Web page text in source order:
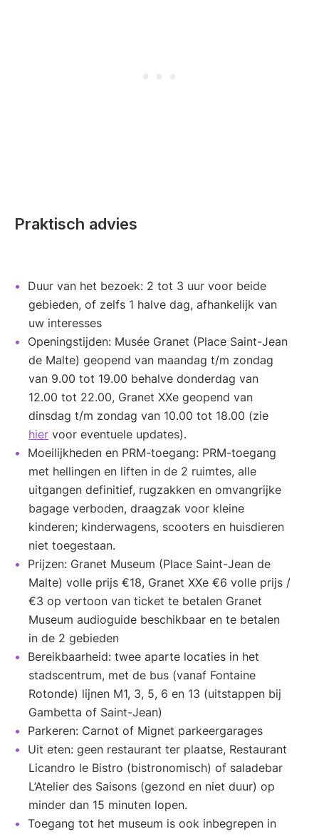
Praktisch advies
Duur van het bezoek: 2 tot 3 uur voor beide
gebieden, of zelfs 1 halve dag, afhankelijk van
uw interesses
Openingstijden: Musée Granet (Place Saint-Jean
de Malte) geopend van maandag t/m zondag
van 9.00 tot 19.00 behalve donderdag van
12.00 tot 22.00, Granet XXe geopend van
dinsdag t/m zondag van 10.00 tot 18.00 (zie
hier voor eventuele updates).
Moeilijkheden en PRM-toegang: PRM-toegang
met hellingen en liften in de 2 ruimtes, alle
uitgangen definitief, rugzakken en omvangrijke
bagage verboden, draagzak voor kleine
kinderen; kinderwagens, scooters en huisdieren
niet toegestaan.
Prijzen: Granet Museum (Place Saint-Jean de
Malte) volle prijs €18, Granet XXe €6 volle prijs /
€3 op vertoon van ticket te betalen Granet
Museum audioguide beschikbaar en te betalen
in de 2 gebieden
Bereikbaarheid: twee aparte locaties in het
stadscentrum, met de bus (vanaf Fontaine
Rotonde) lijnen M1, 3, 5, 6 en 13 (uitstappen bij
Gambetta of Saint-Jean)
Parkeren: Carnot of Mignet parkeergarages
Uit eten: geen restaurant ter plaatse, Restaurant
Licandro le Bistro (bistronomisch) of saladebar
L’Atelier des Saisons (gezond en niet duur) op
minder dan 15 minuten lopen.
Toegang tot het museum is ook inbegrepen in